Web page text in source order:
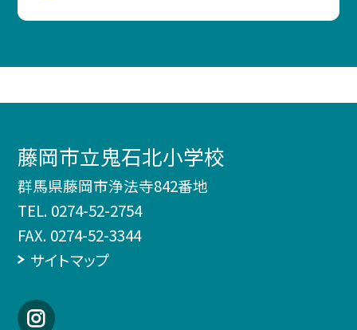
藤岡市立鬼石北小学校
群馬県藤岡市浄法寺842番地
TEL. 0274-52-2754
FAX. 0274-52-3344
サイトマップ